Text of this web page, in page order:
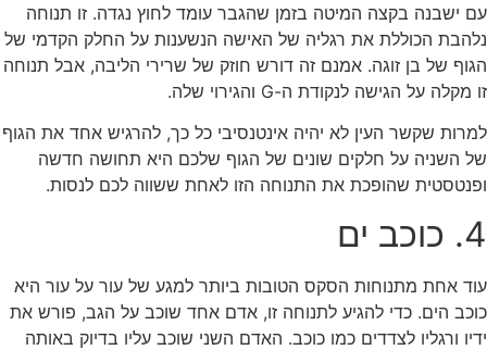
עם ישבנה בקצה המיטה בזמן שהגבר עומד לחוץ נגדה. זו תנוחה
נלהבת הכוללת את רגליה של האישה הנשענות על החלק הקדמי של
הגוף של בן זוגה. אמנם זה דורש חוזק של שרירי הליבה, אבל תנוחה
זו מקלה על הגישה לנקודת ה-G והגירוי שלה.
למרות שקשר העין לא יהיה אינטנסיבי כל כך, להרגיש אחד את הגוף
של השניה על חלקים שונים של הגוף שלכם היא תחושה חדשה
ופנטסטית שהופכת את התנוחה הזו לאחת ששווה לכם לנסות.
4. כוכב ים
עוד אחת מתנוחות הסקס הטובות ביותר למגע של עור על עור היא
כוכב הים. כדי להגיע לתנוחה זו, אדם אחד שוכב על הגב, פורש את
ידיו ורגליו לצדדים כמו כוכב. האדם השני שוכב עליו בדיוק באותה